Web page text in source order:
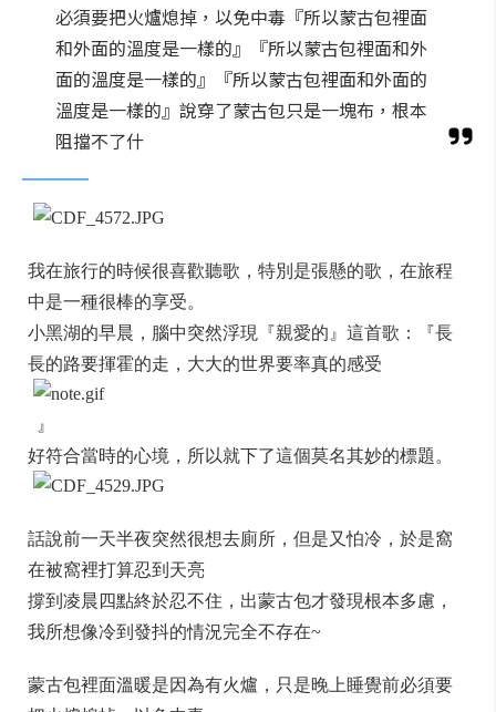
必須要把火爐熄掉，以免中毒『所以蒙古包裡面
和外面的溫度是一樣的』『所以蒙古包裡面和外
面的溫度是一樣的』『所以蒙古包裡面和外面的
溫度是一樣的』說穿了蒙古包只是一塊布，根本
阻擋不了什
我在旅行的時候很喜歡聽歌，特別是張懸的歌，在旅程
中是一種很棒的享受。
小黑湖的早晨，腦中突然浮現『親愛的』這首歌：『長
長的路要揮霍的走，大大的世界要率真的感受
』
好符合當時的心境，所以就下了這個莫名其妙的標題。
話說前一天半夜突然很想去廁所，但是又怕冷，於是窩
在被窩裡打算忍到天亮
撐到凌晨四點終於忍不住，出蒙古包才發現根本多慮，
我所想像冷到發抖的情況完全不存在~
蒙古包裡面溫暖是因為有火爐，只是晚上睡覺前必須要